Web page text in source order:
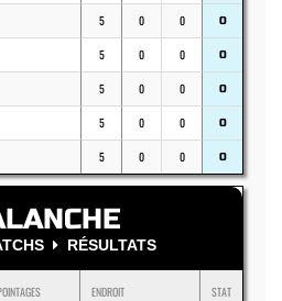
5 0 0 0
5 0 0 0
5 0 0 0
5 0 0 0
5 0 0 0
RÉSULTATS
ENDROIT STAT